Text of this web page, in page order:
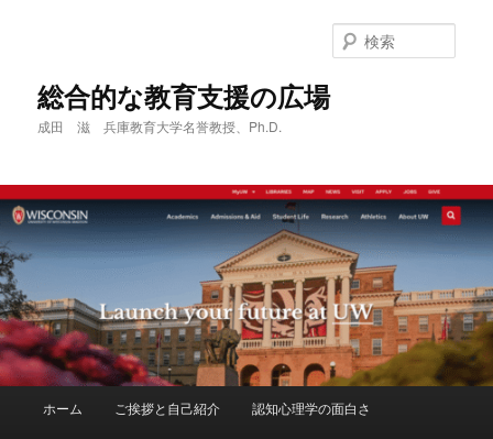
へ
移
動
移
動
総合的な教育支援の広場
成田 滋 兵庫教育大学名誉教授、Ph.D.
索
ホーム ご挨拶と自己紹介 認知心理学の面白さ